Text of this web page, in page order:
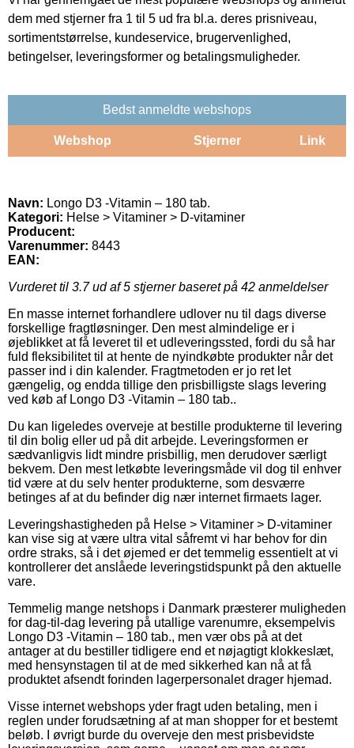
dem med stjerner fra 1 til 5 ud fra bl.a. deres prisniveau,
sortimentstørrelse, kundeservice, brugervenlighed,
betingelser, leveringsformer og betalingsmuligheder.
Bedst anmeldte webshops
Webshop Stjerner Link
Navn: Longo D3 -Vitamin – 180 tab.
Kategori: Helse > Vitaminer > D-vitaminer
Producent:
Varenummer: 8443
EAN:
Vurderet til 3.7ud af 5 stjerner baseret på 42 anmeldelser
En masse internet forhandlere udlover nu til dags diverse
forskellige fragtløsninger. Den mest almindelige er i
øjeblikket at få leveret til et udleveringssted, fordi du så har
fuld fleksibilitet til at hente de nyindkøbte produkter når det
passer ind i din kalender. Fragtmetoden er jo ret let
gængelig, og endda tillige den prisbilligste slags levering
ved køb af Longo D3 -Vitamin – 180 tab..
Du kan ligeledes overveje at bestille produkterne til levering
til din bolig eller ud på dit arbejde. Leveringsformen er
sædvanligvis lidt mindre prisbillig, men derudover særligt
bekvem. Den mest letkøbte leveringsmåde vil dog til enhver
tid være at du selv henter produkterne, som desværre
betinges af at du befinder dig nær internet firmaets lager.
Leveringshastigheden på Helse > Vitaminer > D-vitaminer
kan vise sig at være ultra vital såfremt vi har behov for din
ordre straks, så i det øjemed er det temmelig essentielt at vi
kontrollerer det anslåede leveringstidspunkt på den aktuelle
vare.
Temmelig mange netshops i Danmark præsterer muligheden
for dag-til-dag levering på utallige varenumre, eksempelvis
Longo D3 -Vitamin – 180 tab., men vær obs på at det
antager at du bestiller tidligere end et nøjagtigt klokkeslæt,
med hensynstagen til at de med sikkerhed kan nå at få
produktet afsendt forinden lagerpersonalet drager hjemad.
Visse internet webshops yder fragt uden betaling, men i
reglen under forudsætning af at man shopper for et bestemt
beløb. I øvrigt burde du overveje den mest prisbevidste